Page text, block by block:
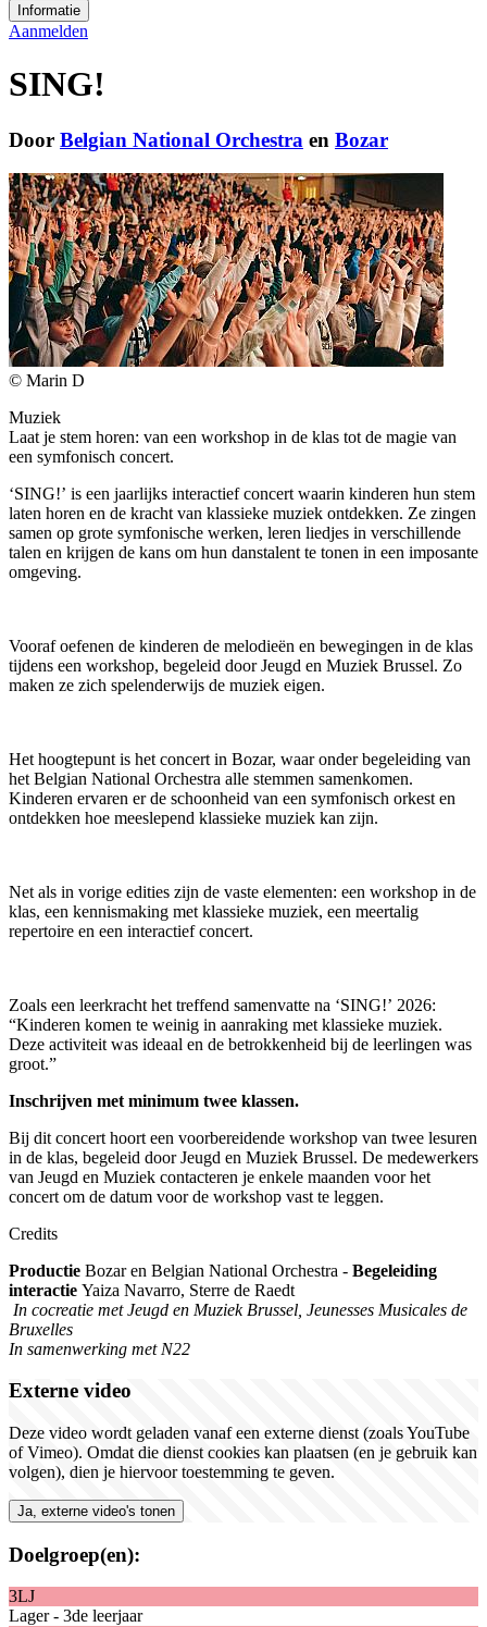
Informatie
Aanmelden
SING!
Door Belgian National Orchestra en Bozar
© Marin D
Muziek
Laat je stem horen: van een workshop in de klas tot de magie van
een symfonisch concert.
‘SING!’ is een jaarlijks interactief concert waarin kinderen hun stem
laten horen en de kracht van klassieke muziek ontdekken. Ze zingen
samen op grote symfonische werken, leren liedjes in verschillende
talen en krijgen de kans om hun danstalent te tonen in een imposante
omgeving.
Vooraf oefenen de kinderen de melodieën en bewegingen in de klas
tijdens een workshop, begeleid door Jeugd en Muziek Brussel. Zo
maken ze zich spelenderwijs de muziek eigen.
Het hoogtepunt is het concert in Bozar, waar onder begeleiding van
het Belgian National Orchestra alle stemmen samenkomen.
Kinderen ervaren er de schoonheid van een symfonisch orkest en
ontdekken hoe meeslepend klassieke muziek kan zijn.
Net als in vorige edities zijn de vaste elementen: een workshop in de
klas, een kennismaking met klassieke muziek, een meertalig
repertoire en een interactief concert.
Zoals een leerkracht het treffend samenvatte na ‘SING!’ 2026:
“Kinderen komen te weinig in aanraking met klassieke muziek.
Deze activiteit was ideaal en de betrokkenheid bij de leerlingen was
groot.”
Inschrijven met minimum twee klassen.
Bij dit concert hoort een voorbereidende workshop van twee lesuren
in de klas, begeleid door Jeugd en Muziek Brussel. De medewerkers
van Jeugd en Muziek contacteren je enkele maanden voor het
concert om de datum voor de workshop vast te leggen.
Credits
Productie Bozar en Belgian National Orchestra - Begeleiding
interactie Yaiza Navarro, Sterre de Raedt
In cocreatie met Jeugd en Muziek Brussel, Jeunesses Musicales de
Bruxelles
In samenwerking met N22
Externe video
Deze video wordt geladen vanaf een externe dienst (zoals YouTube
of Vimeo). Omdat die dienst cookies kan plaatsen (en je gebruik kan
volgen), dien je hiervoor toestemming te geven.
Ja, externe video's tonen
Doelgroep(en):
3LJ
Lager - 3de leerjaar